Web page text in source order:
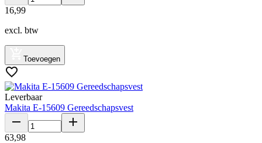
16,99
excl. btw
Toevoegen
Leverbaar
Makita E-15609 Gereedschapsvest
63,98